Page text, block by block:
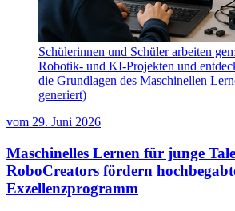
Schülerinnen und Schüler arbeiten
Robotik- und KI-Projekten und
die Grundlagen des Maschinellen
generiert)
vom 29. Juni 2026
Maschinelles Lernen für junge
RoboCreators fördern
Exzellenzprogramm